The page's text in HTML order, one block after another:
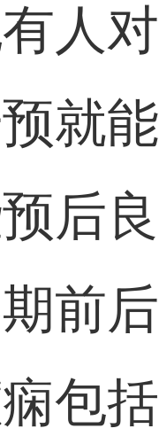
人
就
后
前
包